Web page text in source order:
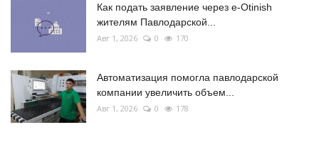
Как подать заявление через e-Otinish
жителям Павлодарской...
Авг 1, 2026 0 170
Автоматизация помогла павлодарской
компании увеличить объем...
Авг 1, 2026 0 178